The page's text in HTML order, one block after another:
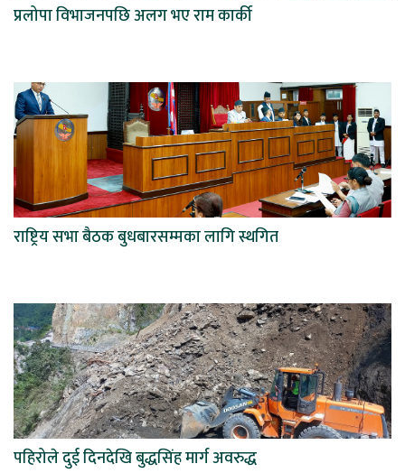
प्रलोपा विभाजनपछि अलग भए राम कार्की
राष्ट्रिय सभा बैठक बुधबारसम्मका लागि स्थगित
पहिरोले दुई दिनदेखि बुद्धसिंह मार्ग अवरुद्ध